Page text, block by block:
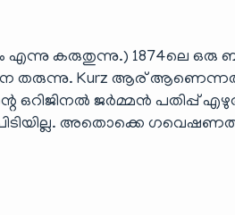
എന്നു കരുതുന്നു.) 1874ലെ
തരുന്നു. Kurz ആര്
ഒറിജിനൽ ജർമ്മൻ
അതൊക്കെ